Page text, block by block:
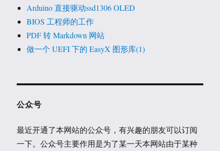
Arduino 直接驱动ssd1306 OLED
BIOS 工程师的工作
PDF 转 Markdown 网站
做一个 UEFI 下的 EasyX 图形库(1)
公众号
最近开通了本网站的公众号，有兴趣的朋友可以订阅
一下。公众号主要作用是为了某一天本网站由于某种